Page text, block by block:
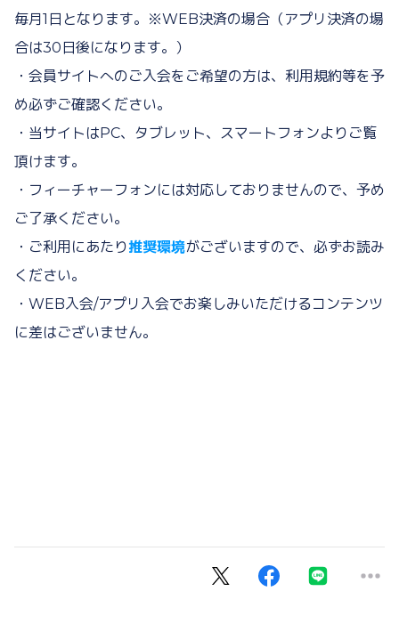
毎月1日となります。※WEB決済の場合（アプリ決済の場
合は30日後になります。）
・会員サイトへのご入会をご希望の方は、利用規約等を予
め必ずご確認ください。
・当サイトはPC、タブレット、スマートフォンよりご覧
頂けます。
・フィーチャーフォンには対応しておりませんので、予め
ご了承ください。
・ご利用にあたり推奨環境がございますので、必ずお読み
ください。
・WEB入会/アプリ入会でお楽しみいただけるコンテンツ
に差はございません。